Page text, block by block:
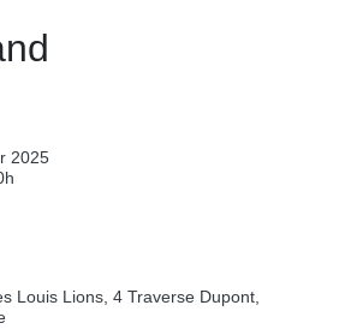
2025
Louis Lions, 4 Traverse Dupont,